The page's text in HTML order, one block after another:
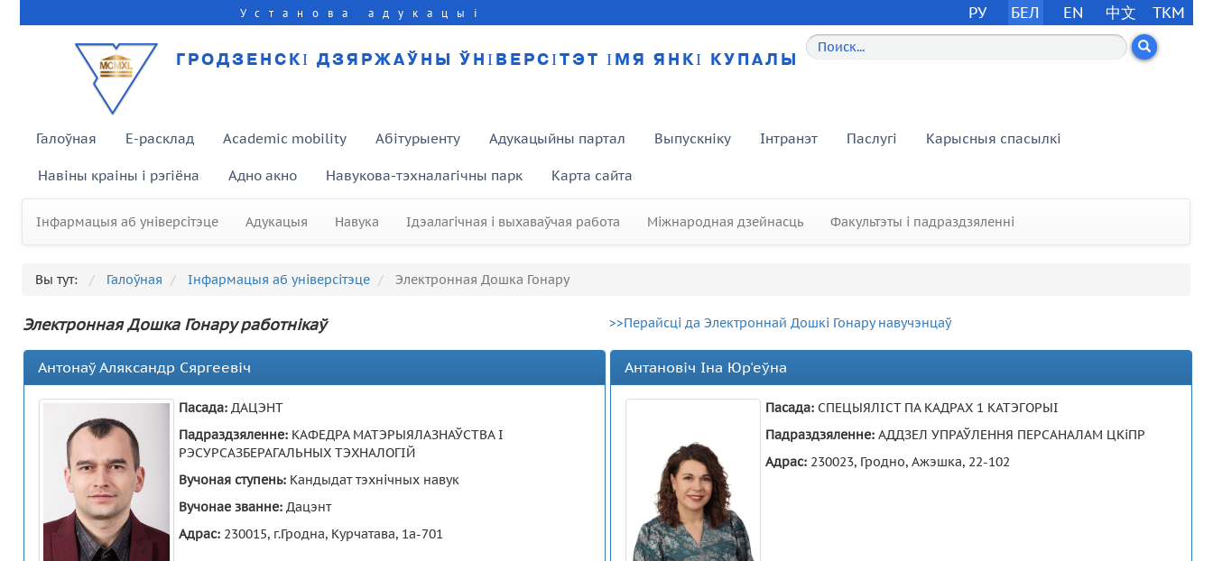
Установа адукацыі РУ БЕЛ EN 中文 TKM
ГРОДЗЕНСКІ ДЗЯРЖАЎНЫ ЎНІВЕРСІТЭТ ІМЯ ЯНКІ КУПАЛЫ
Галоўная E-расклад Academic mobility Абітурыенту Адукацыйны партал Выпускніку Інтранэт Паслугі Карысныя спасылкі
Навіны краіны і рэгіёна Адно акно Навукова-тэхналагічны парк Карта сайта
Інфармацыя аб універсітэце Адукацыя Навука Ідэалагічная і выхаваўчая работа Міжнародная дзейнасць Факультэты і падраздзяленні
Вы тут: Галоўная Інфармацыя аб універсітэце Электронная Дошка Гонару
Электронная Дошка Гонару работнікаў >>Перайсці да Электроннай Дошкі Гонару навучэнцаў
Антонаў Аляксандр Сяргеевіч
Пасада: ДАЦЭНТ
Падраздзяленне: КАФЕДРА МАТЭРЫЯЛАЗНАЎСТВА І
РЭСУРСАЗБЕРАГАЛЬНЫХ ТЭХНАЛОГІЙ
Вучоная ступень: Кандыдат тэхнічных навук
Вучонае званне: Дацэнт
Адрас: 230015, г.Гродна, Курчатава, 1а-701
Антановіч Іна Юр'еўна
Пасада: СПЕЦЫЯЛІСТ ПА КАДРАХ 1 КАТЭГОРЫІ
Падраздзяленне: АДДЗЕЛ УПРАЎЛЕННЯ ПЕРСАНАЛАМ ЦКіПР
Адрас: 230023, Гродно, Ажэшка, 22-102